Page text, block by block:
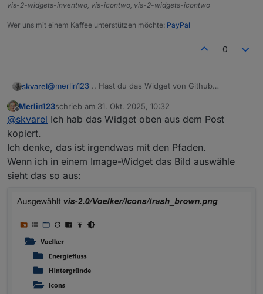
vis-2-widgets-inventwo, vis-icontwo, vis-2-widgets-icontwo
Wer uns mit einem Kaffee unterstützen möchte: PayPal
0
skvarel@merlin123 .. Hast du das Widget von Github
egal, weil das Icon aus dem Script kommt.
Diesen Datenpunkt als Binding nutzen ... da werden
passen.
Offline
Merlin123schrieb am 31. Okt. 2025, 10:32
zuletzt editiert von
@skvarel Ich hab das Widget oben aus dem Post
kopiert.
Ich denke, das ist irgendwas mit den Pfaden.
Wenn ich in einem Image-Widget das Bild auswähle
sieht das so aus: